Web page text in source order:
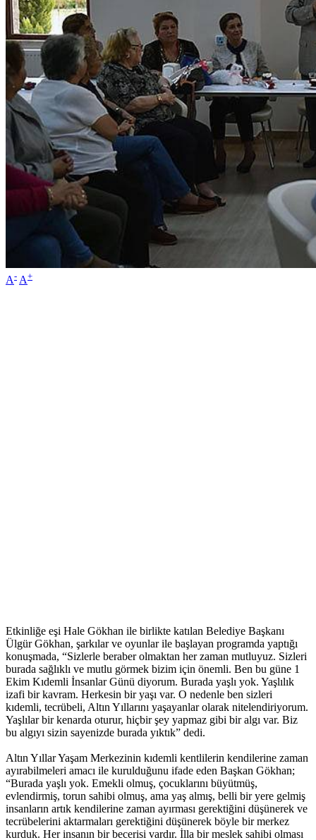
A- A+
Etkinliğe eşi Hale Gökhan ile birlikte katılan Belediye Başkanı
Ülgür Gökhan, şarkılar ve oyunlar ile başlayan programda yaptığı
konuşmada, “Sizlerle beraber olmaktan her zaman mutluyuz. Sizleri
burada sağlıklı ve mutlu görmek bizim için önemli. Ben bu güne 1
Ekim Kıdemli İnsanlar Günü diyorum. Burada yaşlı yok. Yaşlılık
izafi bir kavram. Herkesin bir yaşı var. O nedenle ben sizleri
kıdemli, tecrübeli, Altın Yıllarını yaşayanlar olarak nitelendiriyorum.
Yaşlılar bir kenarda oturur, hiçbir şey yapmaz gibi bir algı var. Biz
bu algıyı sizin sayenizde burada yıktık” dedi.
Altın Yıllar Yaşam Merkezinin kıdemli kentlilerin kendilerine zaman
ayırabilmeleri amacı ile kurulduğunu ifade eden Başkan Gökhan;
“Burada yaşlı yok. Emekli olmuş, çocuklarını büyütmüş,
evlendirmiş, torun sahibi olmuş, ama yaş almış, belli bir yere gelmiş
insanların artık kendilerine zaman ayırması gerektiğini düşünerek ve
tecrübelerini aktarmaları gerektiğini düşünerek böyle bir merkez
kurduk. Her insanın bir becerisi vardır. İlla bir meslek sahibi olması